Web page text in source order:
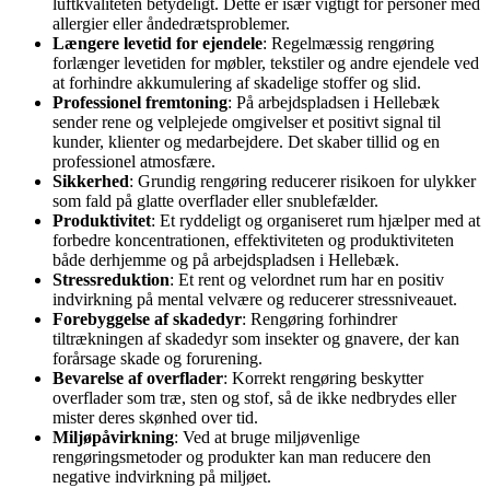
luftkvaliteten betydeligt. Dette er især vigtigt for personer med
allergier eller åndedrætsproblemer.
Længere levetid for ejendele: Regelmæssig rengøring
forlænger levetiden for møbler, tekstiler og andre ejendele ved
at forhindre akkumulering af skadelige stoffer og slid.
Professionel fremtoning: På arbejdspladsen i Hellebæk
sender rene og velplejede omgivelser et positivt signal til
kunder, klienter og medarbejdere. Det skaber tillid og en
professionel atmosfære.
Sikkerhed: Grundig rengøring reducerer risikoen for ulykker
som fald på glatte overflader eller snublefælder.
Produktivitet: Et ryddeligt og organiseret rum hjælper med at
forbedre koncentrationen, effektiviteten og produktiviteten
både derhjemme og på arbejdspladsen i Hellebæk.
Stressreduktion: Et rent og velordnet rum har en positiv
indvirkning på mental velvære og reducerer stressniveauet.
Forebyggelse af skadedyr: Rengøring forhindrer
tiltrækningen af skadedyr som insekter og gnavere, der kan
forårsage skade og forurening.
Bevarelse af overflader: Korrekt rengøring beskytter
overflader som træ, sten og stof, så de ikke nedbrydes eller
mister deres skønhed over tid.
Miljøpåvirkning: Ved at bruge miljøvenlige
rengøringsmetoder og produkter kan man reducere den
negative indvirkning på miljøet.